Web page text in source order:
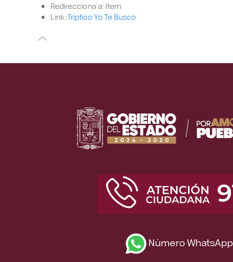
Redirecciona a:Item
Link:Tríptico Yo Te Busco
Número WhatsApp